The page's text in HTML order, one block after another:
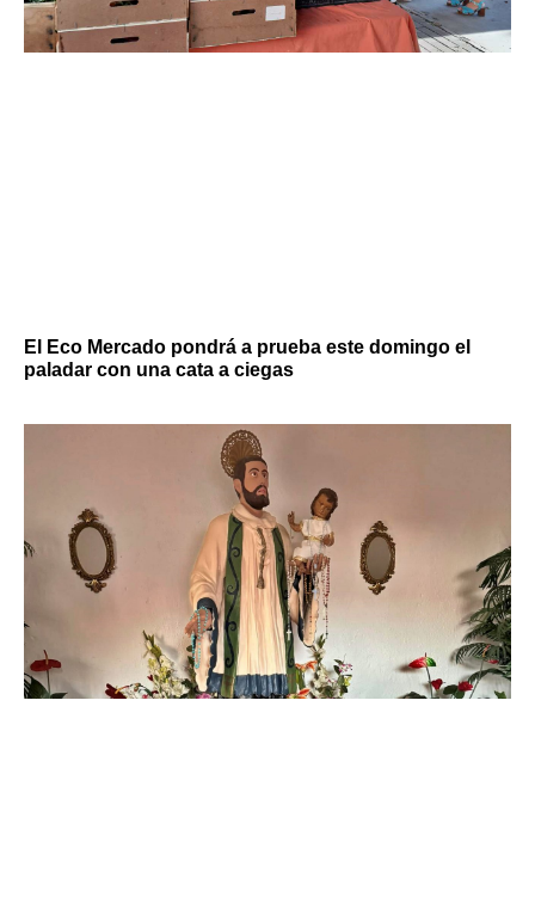
El Eco Mercado pondrá a prueba este domingo el
paladar con una cata a ciegas